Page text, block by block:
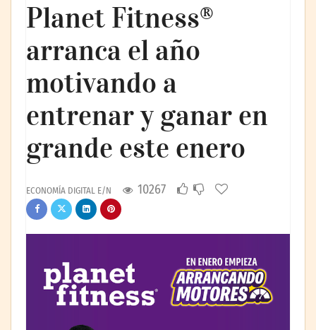
Planet Fitness®
arranca el año
motivando a
entrenar y ganar en
grande este enero
ECONOMÍA DIGITAL E/N 10267